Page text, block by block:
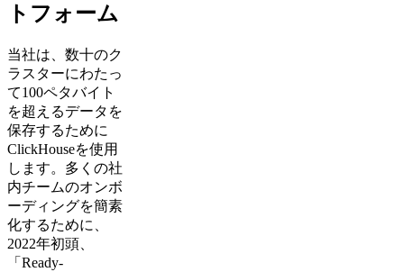
トフォーム
当社は、数十のク
ラスターにわたっ
て100ペタバイト
を超えるデータを
保存するために
ClickHouseを使用
します。多くの社
内チームのオンボ
ーディングを簡素
化するために、
2022年初頭、
「Ready-